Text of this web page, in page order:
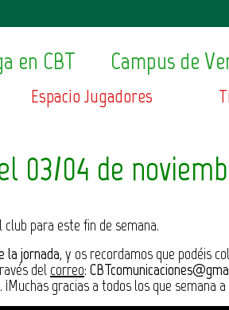
en CBT Campus de
Espacio Jugadores
03/04 de
para este fin de semana.
la jornada, y os recordamos que podéis
del correo:
. ¡Muchas gracias a todos los que semana